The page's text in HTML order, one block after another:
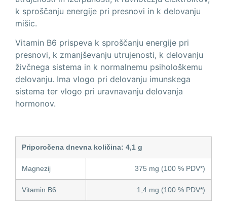
k sproščanju energije pri presnovi in k delovanju
mišic.
Vitamin B6 prispeva k sproščanju energije pri
presnovi, k zmanjševanju utrujenosti, k delovanju
živčnega sistema in k normalnemu psihološkemu
delovanju. Ima vlogo pri delovanju imunskega
sistema ter vlogo pri uravnavanju delovanja
hormonov.
Priporočena dnevna količina: 4,1 g
Magnezij 375 mg (100 % PDV*)
Vitamin B6 1,4 mg (100 % PDV*)